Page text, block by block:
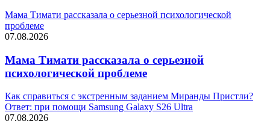
Мама Тимати рассказала о серьезной психологической
проблеме
07.08.2026
Мама Тимати рассказала о серьезной
психологической проблеме
Как справиться с экстренным заданием Миранды Пристли?
Ответ: при помощи Samsung Galaxy S26 Ultra
07.08.2026